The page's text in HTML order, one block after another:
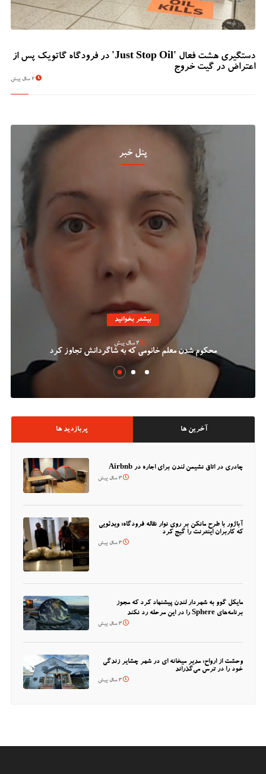
دستگیری هشت فعال 'Just Stop Oil' در فرودگاه گاتویک پس از
اعتراض در گیت خروج
2 سال پیش
پنل خبر
بیشتر بخوانید
محکوم شدن معلم خانومی که به شاگردانش تجاوز کرد
2 سال پیش
پربازدید ها آخرین ها
چادری در اتاق نشیمن لندن برای اجاره در Airbnb
3 سال پیش
آباژور با طرح مانکن بر روی نوار نقاله فرودگاه؛ ویدئویی
که کاربران اینترنت را گیج کرد
3 سال پیش
مایکل گوو به شهردار لندن پیشنهاد کرد که مجوز
برنامه‌های Sphere را در این مرحله رد نکند
3 سال پیش
وحشت از ارواح: مدیر میخانه ای در شهر چشایر زندگی
خود را در ترس می‌گذراند
3 سال پیش